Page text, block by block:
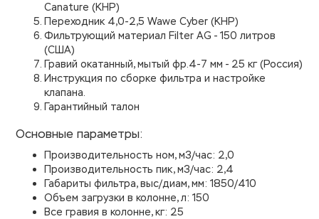
Canature (КНР)
Переходник 4,0-2,5 Wawe Cyber (КНР)
Фильтрующий материал Filter AG - 150 литров
(США)
Гравий окатанный, мытый фр.4-7 мм - 25 кг (Россия)
Инструкция по сборке фильтра и настройке
клапана.
Гарантийный талон
Основные параметры:
Производительность ном, м3/час: 2,0
Производительность пик, м3/час: 2,4
Габариты фильтра, выс/диам, мм: 1850/410
Объем загрузки в колонне, л: 150
Все гравия в колонне, кг: 25